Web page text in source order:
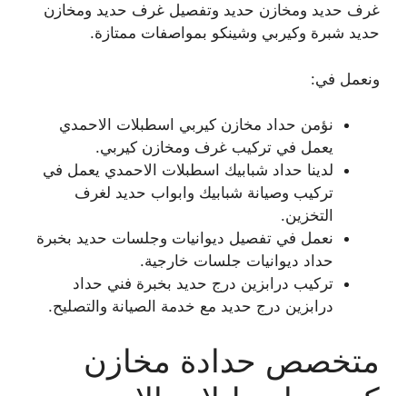
غرف حديد ومخازن حديد وتفصيل غرف حديد ومخازن
حديد شبرة وكيربي وشينكو بمواصفات ممتازة.
ونعمل في:
نؤمن حداد مخازن كيربي اسطبلات الاحمدي
يعمل في تركيب غرف ومخازن كيربي.
لدينا حداد شبابيك اسطبلات الاحمدي يعمل في
تركيب وصيانة شبابيك وابواب حديد لغرف
التخزين.
نعمل في تفصيل ديوانيات وجلسات حديد بخبرة
حداد ديوانيات جلسات خارجية.
تركيب درابزين درج حديد بخبرة فني حداد
درابزين درج حديد مع خدمة الصيانة والتصليح.
متخصص حدادة مخازن